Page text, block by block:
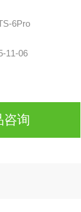
6Pro
11-06
咨询